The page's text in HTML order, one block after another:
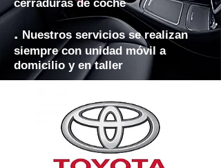
cerraduras de coche
. Nuestros servicios se realizan
siempre con unidad móvil a
domicilio y en taller